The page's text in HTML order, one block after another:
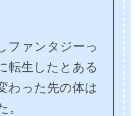
ファンタジーっ
転生したとある
わった先の体は
。